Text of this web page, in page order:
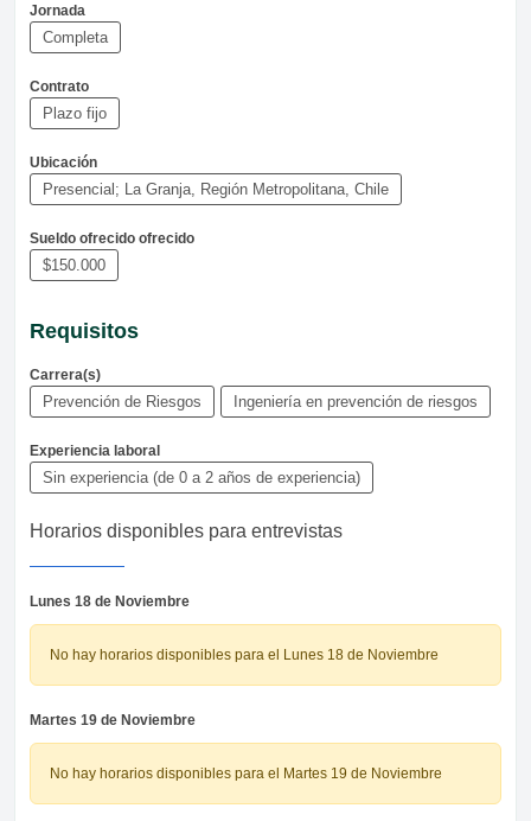
Jornada
Completa
Contrato
Plazo fijo
Ubicación
Presencial; La Granja, Región Metropolitana, Chile
Sueldo ofrecido ofrecido
$150.000
Requisitos
Carrera(s)
Prevención de Riesgos Ingeniería en prevención de riesgos
Experiencia laboral
Sin experiencia (de 0 a 2 años de experiencia)
Horarios disponibles para entrevistas
Lunes 18 de Noviembre
No hay horarios disponibles para el Lunes 18 de Noviembre
Martes 19 de Noviembre
No hay horarios disponibles para el Martes 19 de Noviembre